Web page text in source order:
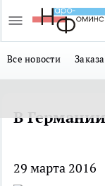
Все новости
В
29 марта 2016